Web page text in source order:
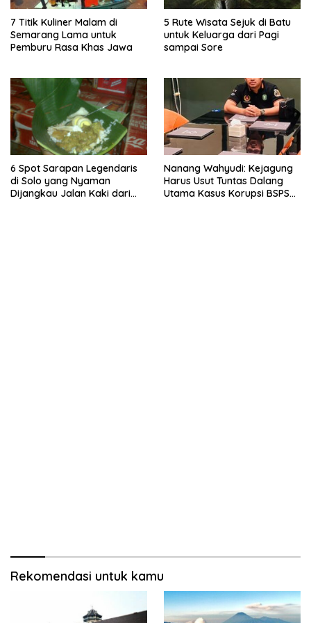
7 Titik Kuliner Malam di
Semarang Lama untuk
Pemburu Rasa Khas Jawa
5 Rute Wisata Sejuk di Batu
untuk Keluarga dari Pagi
sampai Sore
6 Spot Sarapan Legendaris
di Solo yang Nyaman
Dijangkau Jalan Kaki dari
Nanang Wahyudi: Kejagung
Harus Usut Tuntas Dalang
Utama Kasus Korupsi BSPS
Rekomendasi untuk kamu